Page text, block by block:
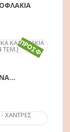
ΠΡΟΣΦΟΡΆ!